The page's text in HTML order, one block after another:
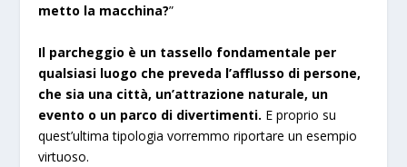
metto la macchina?”
Il parcheggio è un tassello fondamentale per
qualsiasi luogo che preveda l’afflusso di persone,
che sia una città, un’attrazione naturale, un
evento o un parco di divertimenti. E proprio su
quest’ultima tipologia vorremmo riportare un esempio
virtuoso.